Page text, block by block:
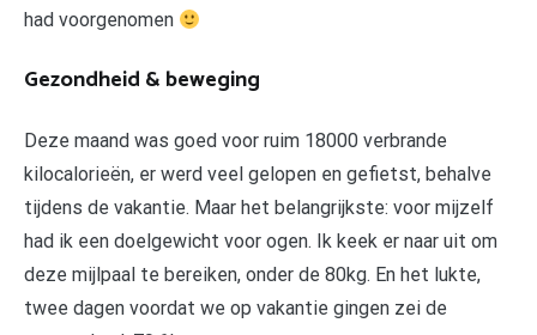
had voorgenomen
Gezondheid & beweging
Deze maand was goed voor ruim 18000 verbrande
kilocalorieën, er werd veel gelopen en gefietst, behalve
tijdens de vakantie. Maar het belangrijkste: voor mijzelf
had ik een doelgewicht voor ogen. Ik keek er naar uit om
deze mijlpaal te bereiken, onder de 80kg. En het lukte,
twee dagen voordat we op vakantie gingen zei de